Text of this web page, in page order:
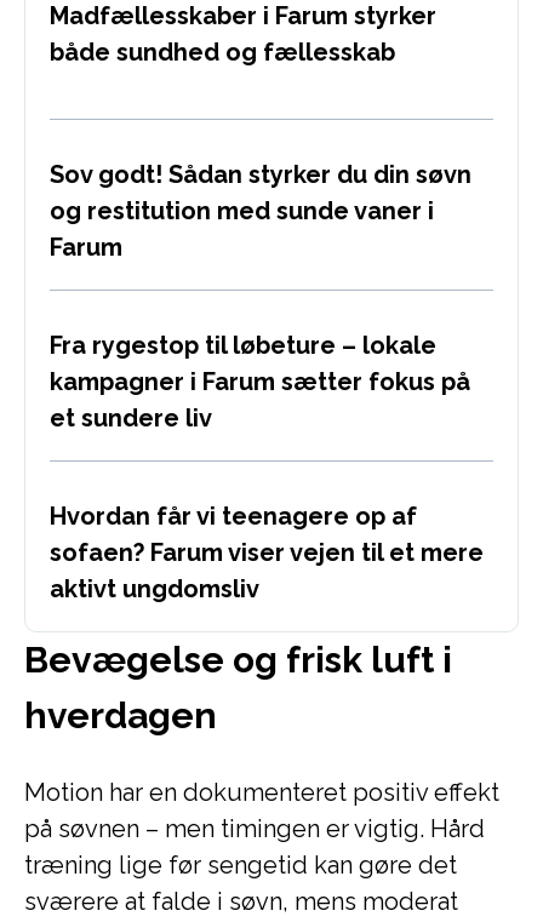
Madfællesskaber i Farum styrker
både sundhed og fællesskab
Sov godt! Sådan styrker du din søvn
og restitution med sunde vaner i
Farum
Fra rygestop til løbeture – lokale
kampagner i Farum sætter fokus på
et sundere liv
Hvordan får vi teenagere op af
sofaen? Farum viser vejen til et mere
aktivt ungdomsliv
Bevægelse og frisk luft i
hverdagen
Motion har en dokumenteret positiv effekt
på søvnen – men timingen er vigtig. Hård
træning lige før sengetid kan gøre det
sværere at falde i søvn, mens moderat